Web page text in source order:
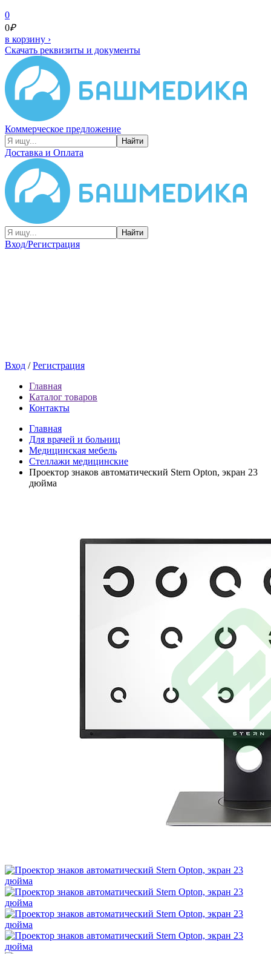
0
0₽
в корзину ›
Скачать реквизиты и документы
Коммерческое предложение
Найти
Доставка и Оплата
Найти
Вход/Регистрация
Вход /Регистрация
Главная
Каталог товаров
Контакты
Главная
Для врачей и больниц
Медицинская мебель
Стеллажи медицинские
Проектор знаков автоматический Stern Opton, экран 23
дюйма